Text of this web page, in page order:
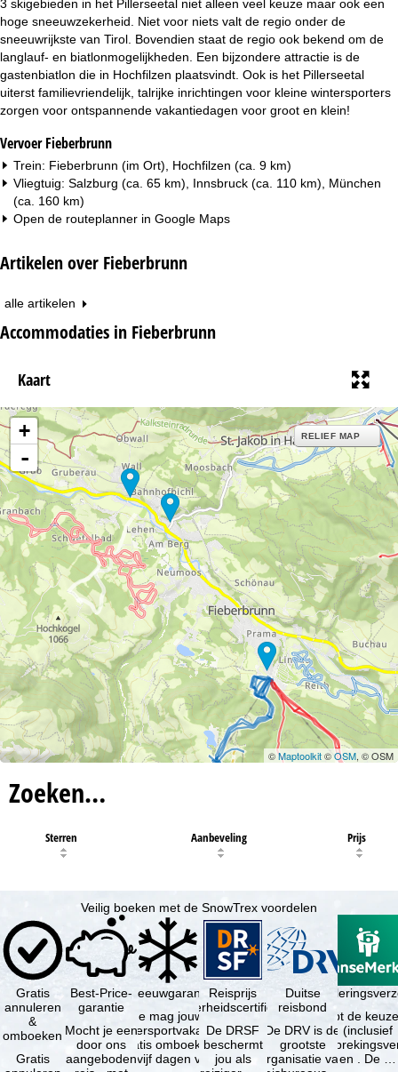
3 skigebieden in het Pillerseetal niet alleen veel keuze maar ook een
hoge sneeuwzekerheid. Niet voor niets valt de regio onder de
sneeuwrijkste van Tirol. Bovendien staat de regio ook bekend om de
langlauf- en biatlonmogelijkheden. Een bijzondere attractie is de
gastenbiatlon die in Hochfilzen plaatsvindt. Ook is het Pillerseetal
uiterst familievriendelijk, talrijke inrichtingen voor kleine wintersporters
zorgen voor ontspannende vakantiedagen voor groot en klein!
Vervoer Fieberbrunn
Trein: Fieberbrunn (im Ort), Hochfilzen (ca. 9 km)
Vliegtuig: Salzburg (ca. 65 km), Innsbruck (ca. 110 km), München
(ca. 160 km)
Open de routeplanner in Google Maps
Artikelen over Fieberbrunn
alle artikelen
Accommodaties in Fieberbrunn
Kaart
+
-
RELIEF MAP
©Maptoolkit©OSM, © OSM
Zoeken…
Sterren Aanbeveling Prijs
Veilig boeken met de SnowTrex voordelen
Gratis
annuleren
&
omboeken
Gratis
Best-Price-
garantie
Mocht je een
door ons
aangeboden
Sneeuwgarantie
Je mag jouw
wintersportvakantie
gratis omboeken
als vijf dagen voor
Reisprijs
zekerheidscertificaat
De DRSF
beschermt
jou als
Duitse
reisbond
De DRV is de
grootste
organisatie van
Je hebt de
(inclusief
en . De …